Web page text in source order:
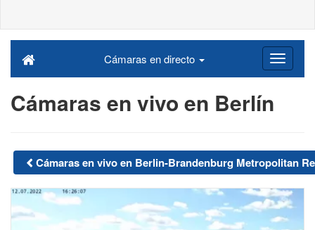
Cámaras en directo
Cámaras en vivo en Berlín
Cámaras en vivo en Berlin-Brandenburg Metropolitan